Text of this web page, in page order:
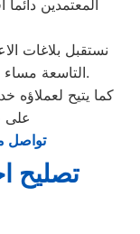
المعتمدين
نستقبل بلاغات
التاسعة مساء من خلال الرقم المختصر لخدمة العملاء.
كما يتيح لعملاؤه
على
تواصل
تصليح